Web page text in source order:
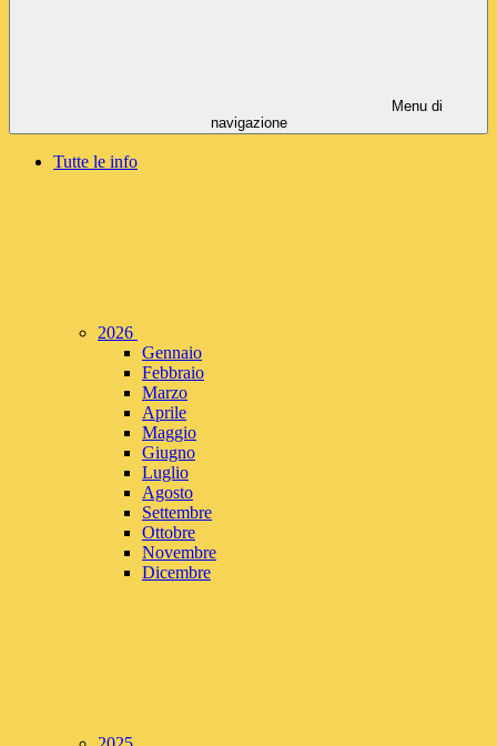
Menu di
navigazione
Tutte le info
2026
Gennaio
Febbraio
Marzo
Aprile
Maggio
Giugno
Luglio
Agosto
Settembre
Ottobre
Novembre
Dicembre